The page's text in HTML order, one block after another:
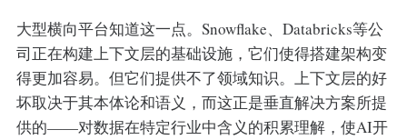
大型横向平台知道这一点。Snowflake、Databricks等公
司正在构建上下文层的基础设施，它们使得搭建架构变
得更加容易。但它们提供不了领域知识。上下文层的好
坏取决于其本体论和语义，而这正是垂直解决方案所提
供的——对数据在特定行业中含义的积累理解，使AI开